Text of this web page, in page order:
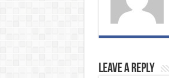
Leave a Reply